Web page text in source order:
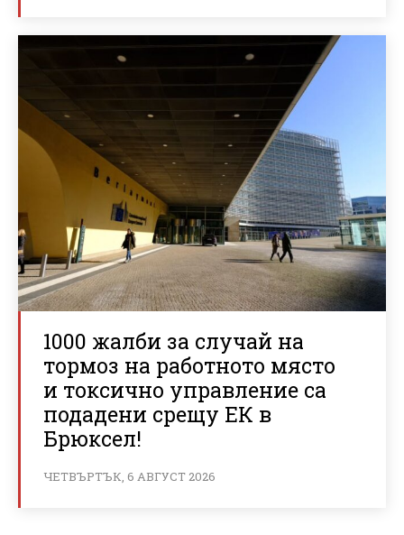
1000 жалби за случай на
тормоз на работното място
и токсично управление са
подадени срещу ЕК в
Брюксел!
ЧЕТВЪРТЪК, 6 АВГУСТ 2026